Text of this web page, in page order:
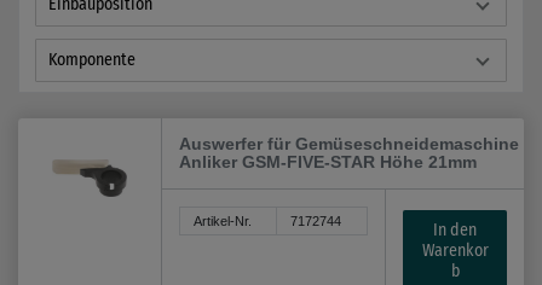
Komponente
Auswerfer für Gemüseschneidemaschine
Anliker GSM-FIVE-STAR Höhe 21mm
Artikel-Nr. 7172744
In den
Warenkor
b